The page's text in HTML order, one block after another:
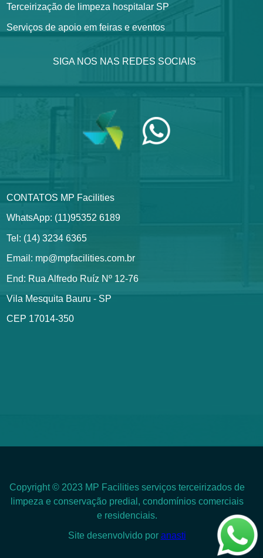
Terceirização de limpeza hospitalar SP
Serviços de apoio em feiras e eventos
SIGA NOS NAS REDES SOCIAIS
CONTATOS MP Facilities
WhatsApp: (11)95352 6189
Tel: (14) 3234 6365
Email: mp@mpfacilities.com.br
End: Rua Alfredo Ruíz Nº 12-76
Vila Mesquita Bauru - SP
CEP 17014-350
Copyright © 2023 MP Facilities serviços terceirizados de
limpeza e conservação predial, condomínios comerciais
e residenciais.
Site desenvolvido por anasti